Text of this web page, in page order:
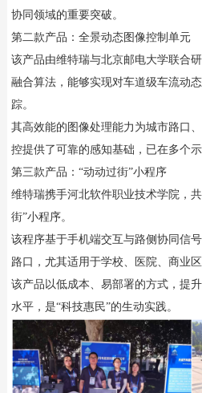
协同领域的重要突破。
第二款产品：全景动态图像控制单元
该产品由维特瑞与北京邮电大学联合
融合算法，能够实现对车道级车流动
踪。
其高效能的图像处理能力为城市路口
控提供了可靠的感知基础，已在多个示
第三款产品：“动动过街”小程序
维特瑞携手河北软件职业技术学院，
街”小程序。
该程序基于手机端交互与路侧协同信
路口，尤其适用于学校、医院、商业区
该产品以低成本、易部署的方式，提
水平，是“科技惠民”的生动实践。